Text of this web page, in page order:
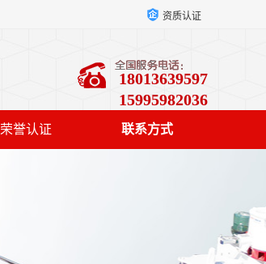
资质认证
18013639597
15995982036
荣誉认证 联系方式